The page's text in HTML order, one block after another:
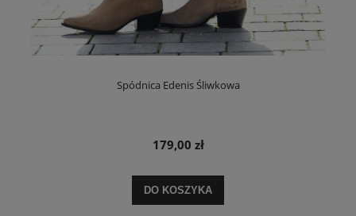
Spódnica Edenis Śliwkowa
179,00 zł
DO KOSZYKA